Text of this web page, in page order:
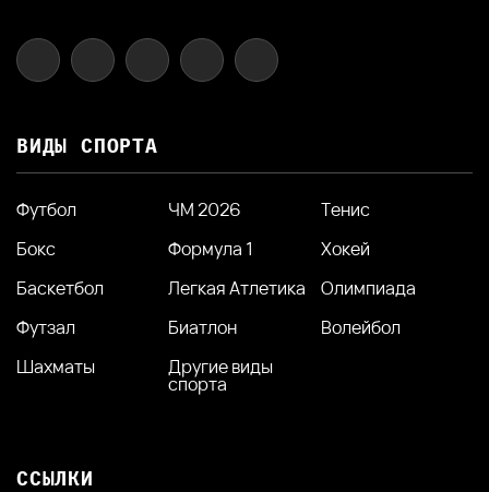
ВИДЫ СПОРТА
Футбол ЧМ 2026
Тенис
Бокс
Формула 1
Хокей
Баскетбол
Легкая Атлетика
Олимпиада
Футзал
Биатлон
Волейбол
Шахматы
Другие виды
спорта
ССЫЛКИ